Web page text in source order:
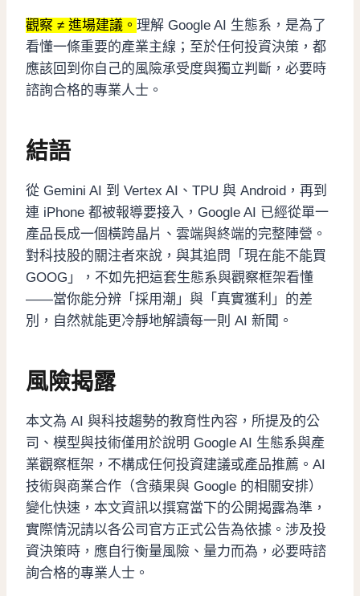
觀察 ≠ 進場建議。 理解 Google AI 生態系，是為了
看懂一條重要的產業主線；至於任何投資決策，都
應該回到你自己的風險承受度與獨立判斷，必要時
諮詢合格的專業人士。
結語
從 Gemini AI 到 Vertex AI、TPU 與 Android，再到
連 iPhone 都被報導要接入，Google AI 已經從單一
產品長成一個橫跨晶片、雲端與終端的完整陣營。
對科技股的關注者來說，與其追問「現在能不能買
GOOG」，不如先把這套生態系與觀察框架看懂
——當你能分辨「採用潮」與「真實獲利」的差
別，自然就能更冷靜地解讀每一則 AI 新聞。
風險揭露
本文為 AI 與科技趨勢的教育性內容，所提及的公
司、模型與技術僅用於說明 Google AI 生態系與產
業觀察框架，不構成任何投資建議或產品推薦。AI
技術與商業合作（含蘋果與 Google 的相關安排）
變化快速，本文資訊以撰寫當下的公開揭露為準，
實際情況請以各公司官方正式公告為依據。涉及投
資決策時，應自行衡量風險、量力而為，必要時諮
詢合格的專業人士。